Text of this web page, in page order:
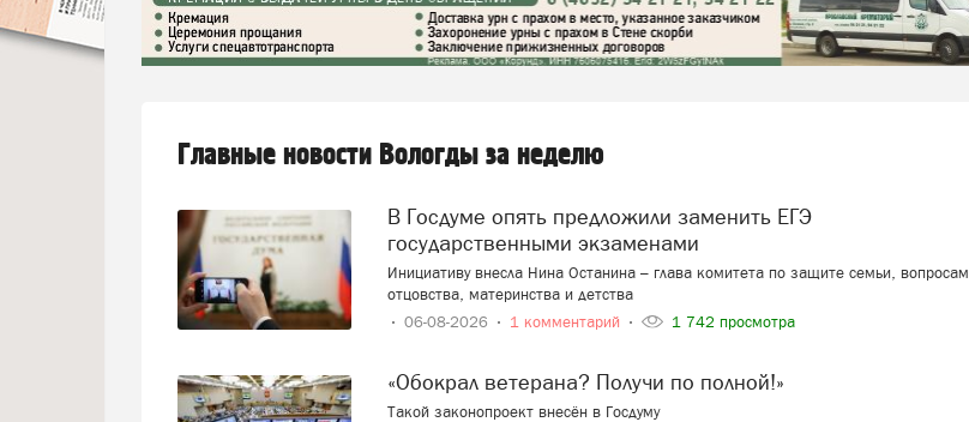
Главные новости Вологды за неделю
В Госдуме опять предложили заменить ЕГЭ
государственными экзаменами
Инициативу внесла Нина Останина – глава комитета по защите семьи, вопросам
отцовства, материнства и детства
06-08-2026
1 комментарий 1 742 просмотра
«Обокрал ветерана? Получи по полной!»
Такой законопроект внесён в Госдуму